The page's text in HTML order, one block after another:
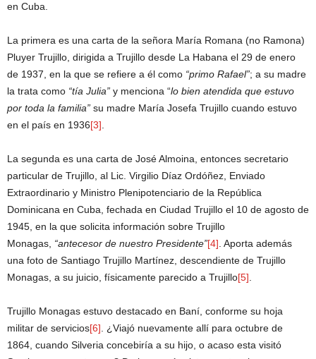
en Cuba.
La primera es una carta de la señora María Romana (no Ramona)
Pluyer Trujillo, dirigida a Trujillo desde La Habana el 29 de enero
de 1937, en la que se refiere a él como “primo Rafael”; a su madre
la trata como “tía Julia” y menciona “lo bien atendida que estuvo
por toda la familia” su madre María Josefa Trujillo cuando estuvo
en el país en 1936[3].
La segunda es una carta de José Almoina, entonces secretario
particular de Trujillo, al Lic. Virgilio Díaz Ordóñez, Enviado
Extraordinario y Ministro Plenipotenciario de la República
Dominicana en Cuba, fechada en Ciudad Trujillo el 10 de agosto de
1945, en la que solicita información sobre Trujillo
Monagas, “antecesor de nuestro Presidente”[4]. Aporta además
una foto de Santiago Trujillo Martínez, descendiente de Trujillo
Monagas, a su juicio, físicamente parecido a Trujillo[5].
Trujillo Monagas estuvo destacado en Baní, conforme su hoja
militar de servicios[6]. ¿Viajó nuevamente allí para octubre de
1864, cuando Silveria concebiría a su hijo, o acaso esta visitó